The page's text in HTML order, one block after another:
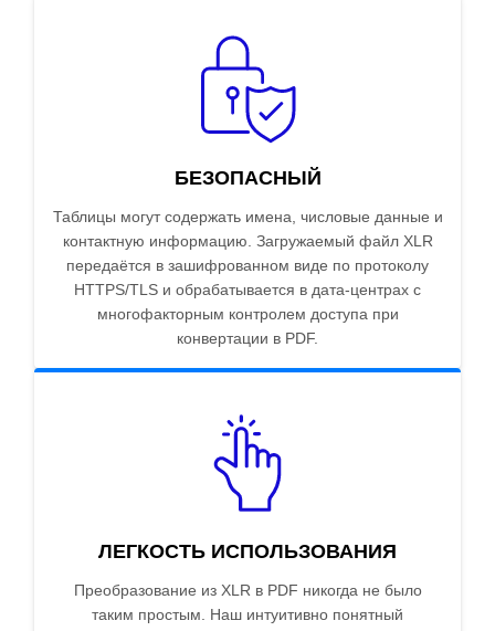
БЕЗОПАСНЫЙ
Таблицы могут содержать имена, числовые данные и
контактную информацию. Загружаемый файл XLR
передаётся в зашифрованном виде по протоколу
HTTPS/TLS и обрабатывается в дата-центрах с
многофакторным контролем доступа при
конвертации в PDF.
ЛЕГКОСТЬ ИСПОЛЬЗОВАНИЯ
Преобразование из XLR в PDF никогда не было
таким простым. Наш интуитивно понятный